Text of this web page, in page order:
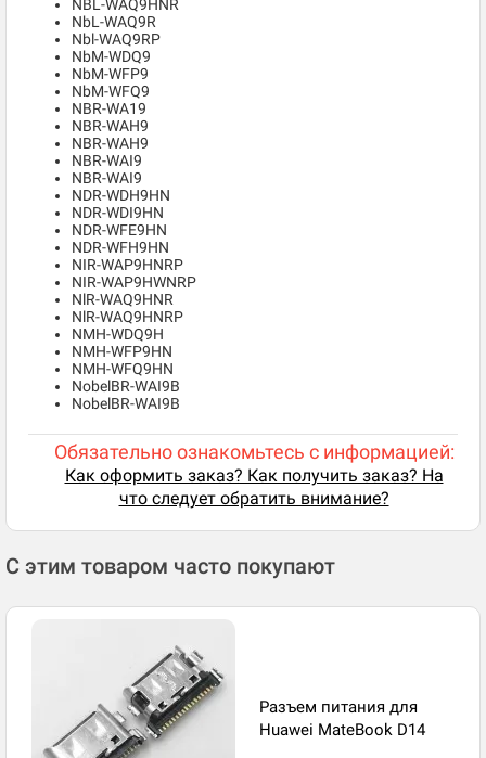
NBL-WAQ9HNR
NbL-WAQ9R
Nbl-WAQ9RP
NbM-WDQ9
NbM-WFP9
NbM-WFQ9
NBR-WA19
NBR-WAH9
NBR-WAH9
NBR-WAI9
NBR-WAI9
NDR-WDH9HN
NDR-WDI9HN
NDR-WFE9HN
NDR-WFH9HN
NIR-WAP9HNRP
NIR-WAP9HWNRP
NlR-WAQ9HNR
NlR-WAQ9HNRP
NMH-WDQ9H
NMH-WFP9HN
NMH-WFQ9HN
NobelBR-WAI9B
NobelBR-WAI9B
Обязательно ознакомьтесь с информацией:
Как оформить заказ? Как получить заказ? На
что следует обратить внимание?
С этим товаром часто покупают
Разъем питания для
Huawei MateBook D14